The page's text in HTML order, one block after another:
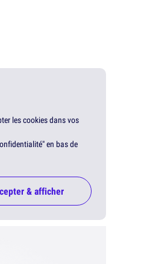
les cookies dans vos
en bas de
& afficher